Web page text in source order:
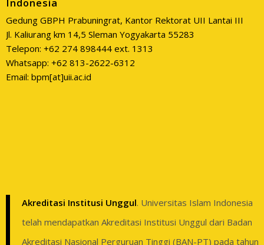
Gedung GBPH Prabuningrat, Kantor Rektorat UII Lantai III
Jl. Kaliurang km 14,5 Sleman Yogyakarta 55283
Telepon: +62 274 898444 ext. 1313
Whatsapp: +62 813-2622-6312
Email: bpm[at]uii.ac.id
Akreditasi Institusi Unggul. Universitas Islam Indonesia
telah mendapatkan Akreditasi Institusi Unggul dari Badan
Akreditasi Nasional Perguruan Tinggi (BAN-PT) pada tahun